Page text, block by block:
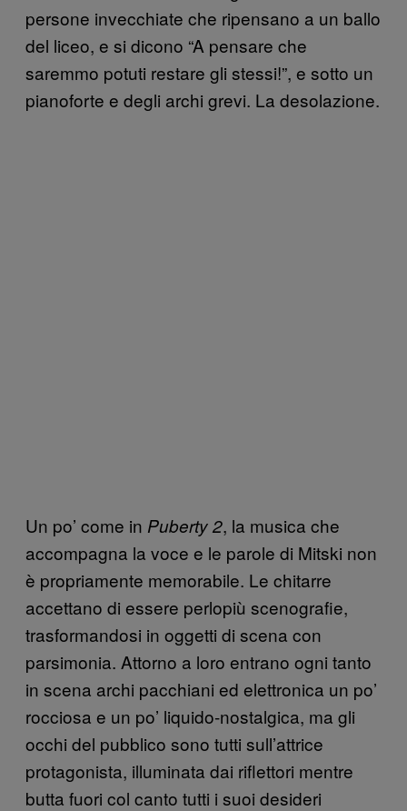
persone invecchiate che ripensano a un ballo
del liceo, e si dicono “A pensare che
saremmo potuti restare gli stessi!”, e sotto un
pianoforte e degli archi grevi. La desolazione.
Un po’ come in Puberty 2, la musica che
accompagna la voce e le parole di Mitski non
è propriamente memorabile. Le chitarre
accettano di essere perlopiù scenografie,
trasformandosi in oggetti di scena con
parsimonia. Attorno a loro entrano ogni tanto
in scena archi pacchiani ed elettronica un po’
rocciosa e un po’ liquido-nostalgica, ma gli
occhi del pubblico sono tutti sull’attrice
protagonista, illuminata dai riflettori mentre
butta fuori col canto tutti i suoi desideri